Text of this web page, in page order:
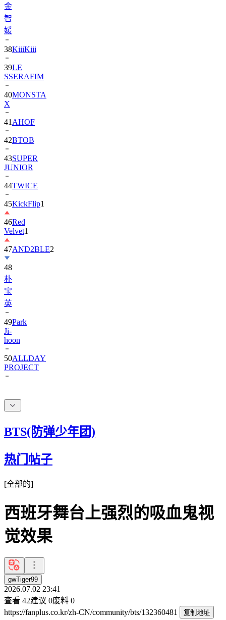
金
智
媛
38KiiiKiii
39LE
SSERAFIM
40MONSTA
X
41 AHOF
42BTOB
43SUPER
JUNIOR
44TWICE
45KickFlip1
46Red
Velvet1
47AND2BLE2
48
朴
宝
英
49Park
Ji-
hoon
50ALLDAY
PROJECT
BTS(防弹少年团)
热门帖子
[全部的]
西班牙舞台上强烈的吸血鬼视
觉效果
gwTiger99
2026.07.02 23:41
查看 42建议 0废料 0
https://fanplus.co.kr/zh-CN/community/bts/132360481
复制地址